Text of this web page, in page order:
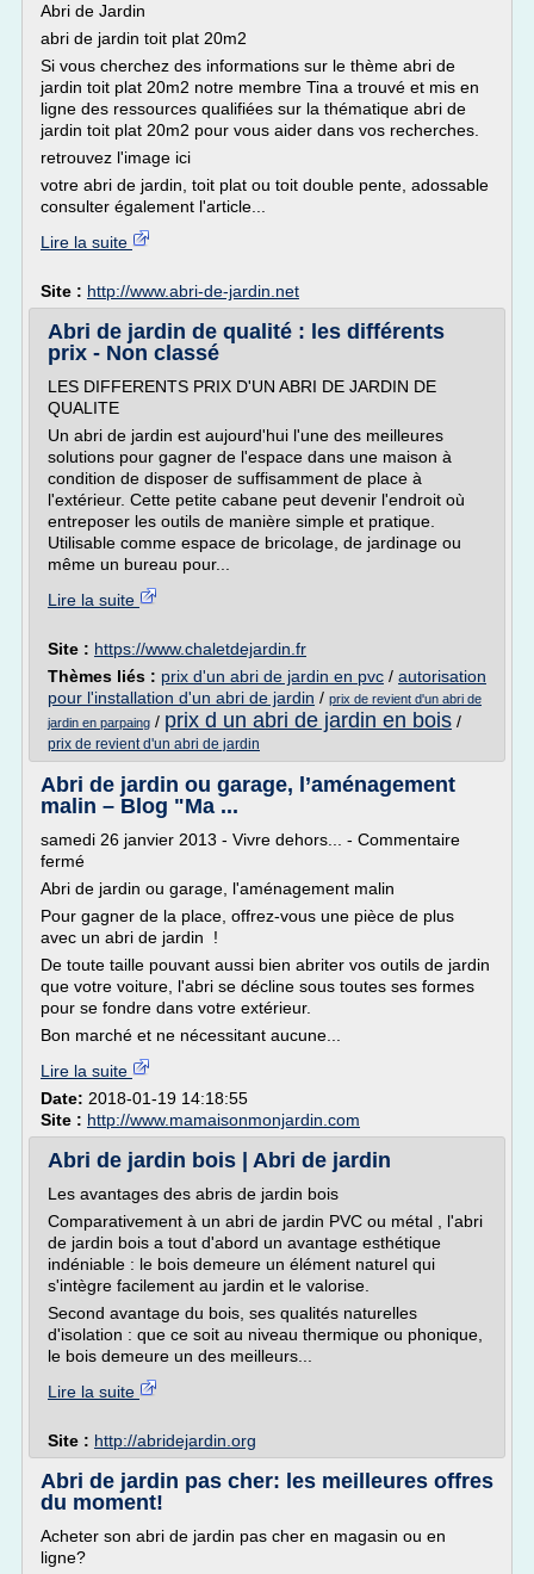
Abri de Jardin
abri de jardin toit plat 20m2
Si vous cherchez des informations sur le thème abri de
jardin toit plat 20m2 notre membre Tina a trouvé et mis en
ligne des ressources qualifiées sur la thématique abri de
jardin toit plat 20m2 pour vous aider dans vos recherches.
retrouvez l'image ici
votre abri de jardin, toit plat ou toit double pente, adossable
consulter également l'article...
Lire la suite
Site : http://www.abri-de-jardin.net
Abri de jardin de qualité : les différents
prix - Non classé
LES DIFFERENTS PRIX D'UN ABRI DE JARDIN DE
QUALITE
Un abri de jardin est aujourd'hui l'une des meilleures
solutions pour gagner de l'espace dans une maison à
condition de disposer de suffisamment de place à
l'extérieur. Cette petite cabane peut devenir l'endroit où
entreposer les outils de manière simple et pratique.
Utilisable comme espace de bricolage, de jardinage ou
même un bureau pour...
Lire la suite
Site : https://www.chaletdejardin.fr
Thèmes liés : prix d'un abri de jardin en pvc / autorisation
pour l'installation d'un abri de jardin / prix de revient d'un abri de
jardin en parpaing / prix d un abri de jardin en bois /
prix de revient d'un abri de jardin
Abri de jardin ou garage, l’aménagement
malin – Blog "Ma ...
samedi 26 janvier 2013 - Vivre dehors... - Commentaire
fermé
Abri de jardin ou garage, l'aménagement malin
Pour gagner de la place, offrez-vous une pièce de plus
avec un abri de jardin !
De toute taille pouvant aussi bien abriter vos outils de jardin
que votre voiture, l'abri se décline sous toutes ses formes
pour se fondre dans votre extérieur.
Bon marché et ne nécessitant aucune...
Lire la suite
Date: 2018-01-19 14:18:55
Site : http://www.mamaisonmonjardin.com
Abri de jardin bois | Abri de jardin
Les avantages des abris de jardin bois
Comparativement à un abri de jardin PVC ou métal , l'abri
de jardin bois a tout d'abord un avantage esthétique
indéniable : le bois demeure un élément naturel qui
s'intègre facilement au jardin et le valorise.
Second avantage du bois, ses qualités naturelles
d'isolation : que ce soit au niveau thermique ou phonique,
le bois demeure un des meilleurs...
Lire la suite
Site : http://abridejardin.org
Abri de jardin pas cher: les meilleures offres
du moment!
Acheter son abri de jardin pas cher en magasin ou en
ligne?